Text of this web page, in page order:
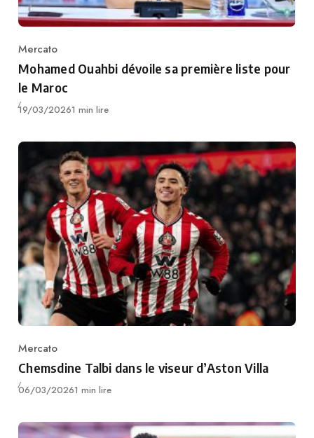
Category
Mercato
Mohamed Ouahbi dévoile sa première liste pour
le Maroc
Publié
19/03/20261 min lire
Category
Mercato
Chemsdine Talbi dans le viseur d’Aston Villa
Publié
06/03/20261 min lire